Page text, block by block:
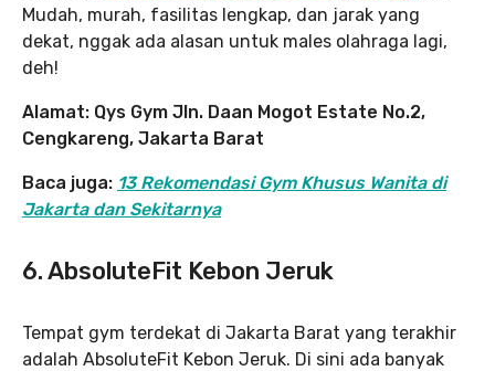
Mudah, murah, fasilitas lengkap, dan jarak yang
dekat, nggak ada alasan untuk males olahraga lagi,
deh!
Alamat: Qys Gym Jln. Daan Mogot Estate No.2,
Cengkareng, Jakarta Barat
Baca juga: 13 Rekomendasi Gym Khusus Wanita di
Jakarta dan Sekitarnya
6. AbsoluteFit Kebon Jeruk
Tempat gym terdekat di Jakarta Barat yang terakhir
adalah AbsoluteFit Kebon Jeruk. Di sini ada banyak